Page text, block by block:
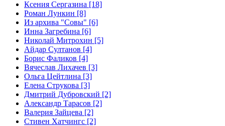
Ксения Сергазина [18]
Роман Лункин [8]
Из архива "Совы" [6]
Инна Загребина [6]
Николай Митрохин [5]
Айдар Султанов [4]
Борис Фаликов [4]
Вячеслав Лихачев [3]
Ольга Цейтлина [3]
Елена Струкова [3]
Дмитрий Дубровский [2]
Александр Тарасов [2]
Валерия Зайцева [2]
Стивен Хатчингс [2]